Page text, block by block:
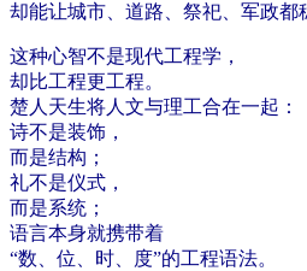
却能让城市、道路、祭祀、军政都
这种心智不是现代工程学，
却比工程更工程。
楚人天生将人文与理工合在一起：
诗不是装饰，
而是结构；
礼不是仪式，
而是系统；
语言本身就携带着
“数、位、时、度”的工程语法。